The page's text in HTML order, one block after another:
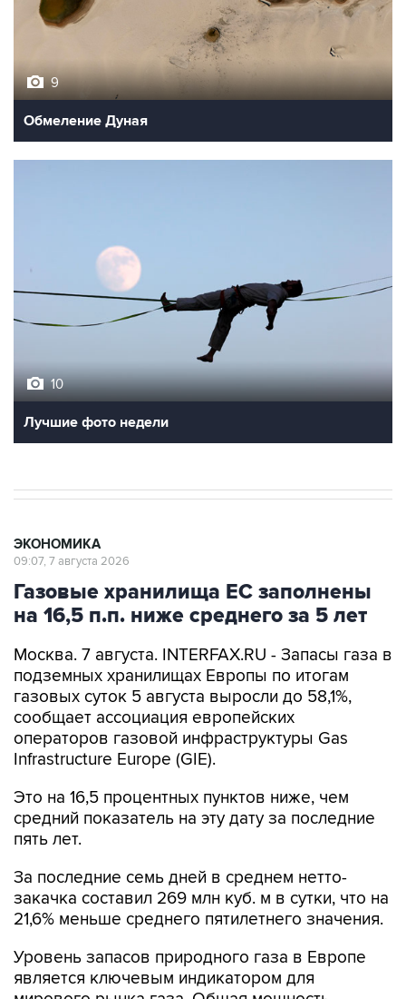
Обмеление Дуная
Лучшие фото недели
Газовые хранилища ЕС заполнены
на 16,5 п.п. ниже среднего за 5 лет
Москва. 7 августа. INTERFAX.RU - Запасы газа в
газовых суток 5 августа выросли до 58,1%,
сообщает ассоциация европейских
операторов газовой инфраструктуры Gas
Infrastructure Europe (GIE).
Это на 16,5 процентных пунктов ниже, чем
пять лет.
За последние семь дней в среднем нетто-
21,6% меньше среднего пятилетнего значения.
Уровень запасов природного газа в Европе
мирового рынка газа. Общая мощность
системы хранения ЕС составляет 109 млрд куб.